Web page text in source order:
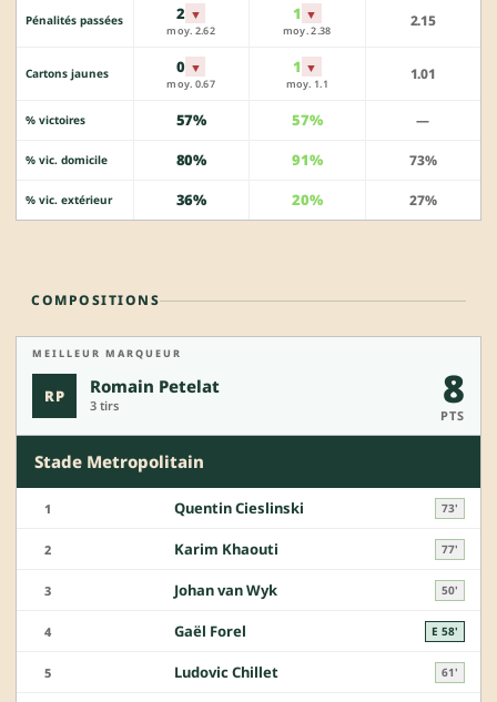
Pénalités passées 2 ▼
moy. 2.62
1 ▼
moy. 2.38
2.15
Cartons jaunes 0 ▼
moy. 0.67
1 ▼
moy. 1.1
1.01
% victoires 57% 57% —
% vic. domicile 80% 91% 73%
% vic. extérieur 36% 20% 27%
COMPOSITIONS
MEILLEUR MARQUEUR
RP Romain Petelat
3 tirs 8
PTS
Stade Metropolitain
1 Quentin Cieslinski 73'
2 Karim Khaouti 77'
3 Johan van Wyk 50'
4 Gaël Forel E 58'
5 Ludovic Chillet 61'